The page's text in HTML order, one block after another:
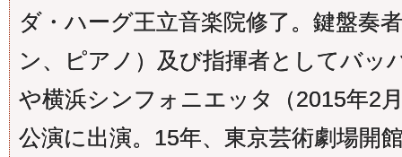
ダ・ハーグ王立音楽院修了。鍵盤奏
ン、ピアノ）及び指揮者としてバッ
や横浜シンフォニエッタ（2015年2
公演に出演。15年、東京芸術劇場開